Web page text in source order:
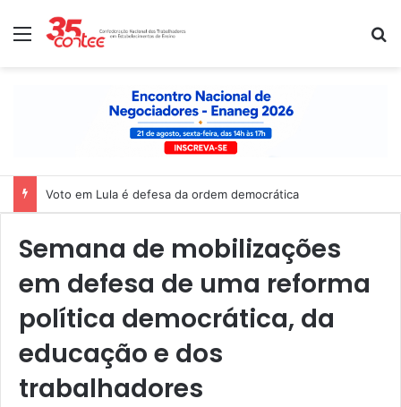
Menu
Voto em Lula é defesa da ordem democrática
Semana de mobilizações
em defesa de uma reforma
política democrática, da
educação e dos
trabalhadores